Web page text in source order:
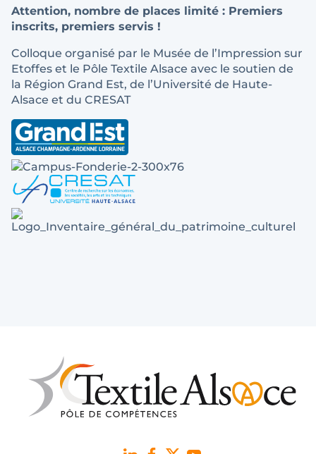
Attention, nombre de places limité : Premiers
inscrits, premiers servis !
Colloque organisé par le Musée de l’Impression sur
Etoffes et le Pôle Textile Alsace avec le soutien de
la Région Grand Est, de l’Université de Haute-
Alsace et du CRESAT